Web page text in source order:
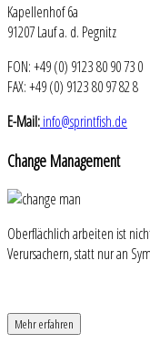
Kapellenhof 6a
91207 Lauf a. d. Pegnitz
FON: +49 (0) 9123 80 90 73 0
FAX: +49 (0) 9123 80 97 82 8
E-Mail:info@sprintfish.de
Change Management
Oberflächlich arbeiten ist
Verursachern, statt nur an
Mehr erfahren